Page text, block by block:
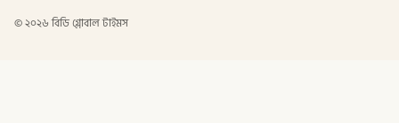
©২০২৬ বিডি গ্লোবাল টাইমস